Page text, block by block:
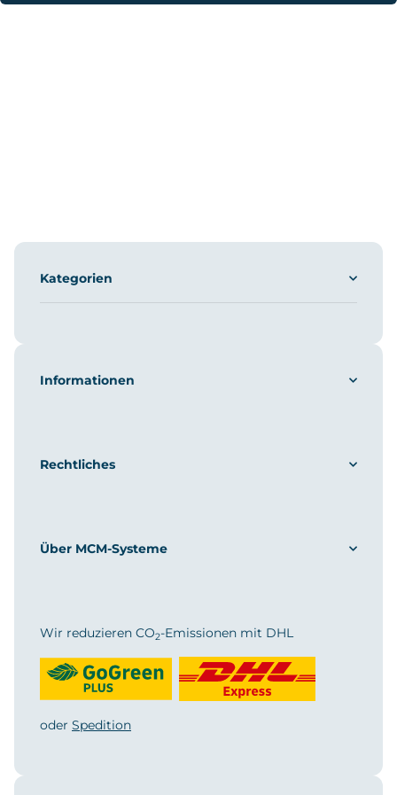
Kategorien
Informationen
Rechtliches
Über MCM-Systeme
Wir reduzieren CO2-Emissionen mit DHL
oder Spedition